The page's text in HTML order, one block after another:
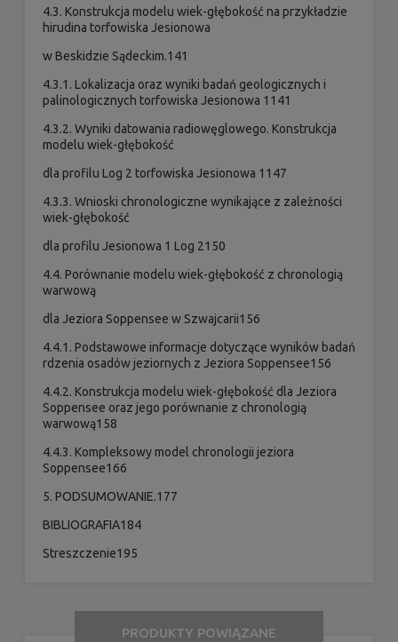
4.3. Konstrukcja modelu wiek-głębokość na przykładzie
hirudina torfowiska Jesionowa
w Beskidzie Sądeckim.141
4.3.1. Lokalizacja oraz wyniki badań geologicznych i
palinologicznych torfowiska Jesionowa 1141
4.3.2. Wyniki datowania radiowęglowego. Konstrukcja
modelu wiek-głębokość
dla profilu Log 2 torfowiska Jesionowa 1147
4.3.3. Wnioski chronologiczne wynikające z zależności
wiek-głębokość
dla profilu Jesionowa 1 Log 2150
4.4. Porównanie modelu wiek-głębokość z chronologią
warwową
dla Jeziora Soppensee w Szwajcarii156
4.4.1. Podstawowe informacje dotyczące wyników badań
rdzenia osadów jeziornych z Jeziora Soppensee156
4.4.2. Konstrukcja modelu wiek-głębokość dla Jeziora
Soppensee oraz jego porównanie z chronologią
warwową158
4.4.3. Kompleksowy model chronologii jeziora
Soppensee166
5. PODSUMOWANIE.177
BIBLIOGRAFIA184
Streszczenie195
PRODUKTY POWIĄZANE